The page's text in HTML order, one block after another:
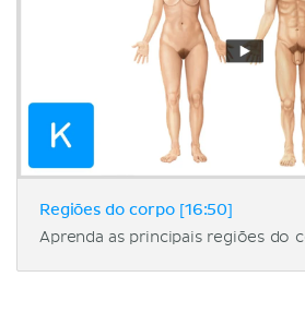
Regiões do corpo [16:50]
Aprenda as principais regiões do